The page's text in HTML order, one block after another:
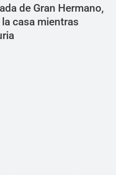
de Gran Hermano,
casa mientras